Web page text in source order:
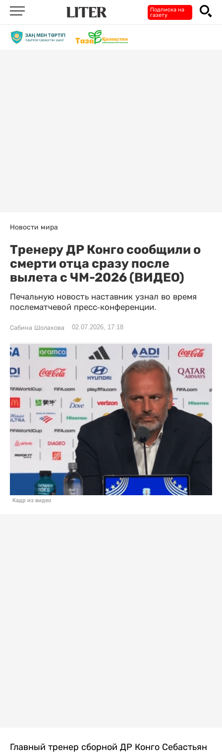
Подписка на
газету
Новости мира
Тренеру ДР Конго сообщили о
смерти отца сразу после
вылета с ЧМ-2026 (ВИДЕО)
Печальную новость наставник узнал во время
послематчевой пресс-конференции.
Сабина Шолахова 02.07.2026, 17:18
Кадр из видео
Главный тренер сборной ДР Конго Себастьян